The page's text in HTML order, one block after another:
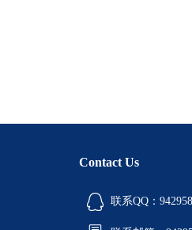
Contact Us
联系QQ：